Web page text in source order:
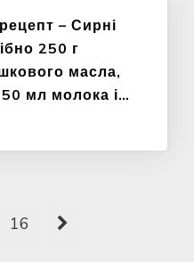
– Сирні
250 г
масла,
мл молока і…
16